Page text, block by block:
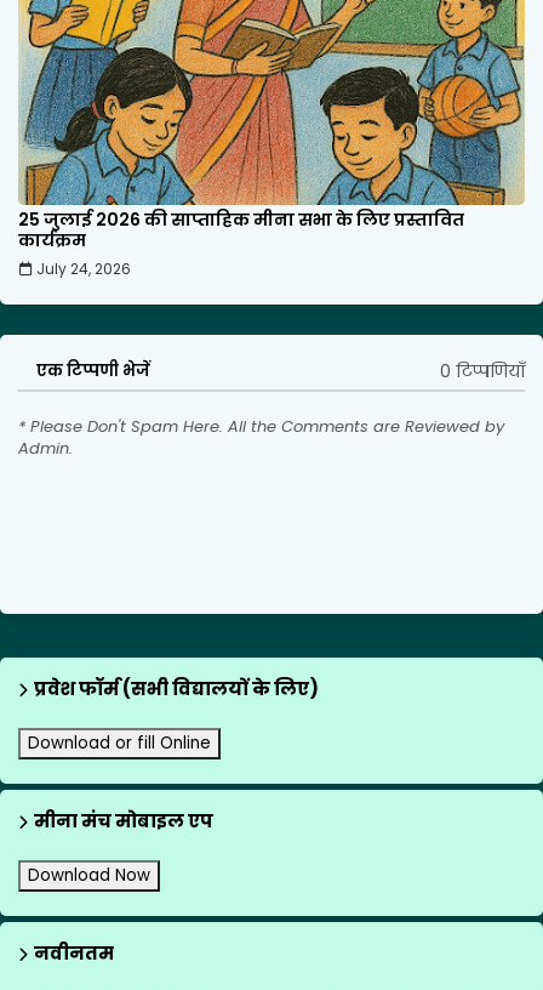
25 जुलाई 2026 की साप्ताहिक मीना सभा के लिए प्रस्तावित
कार्यक्रम
July 24, 2026
एक टिप्पणी भेजें 0 टिप्पणियाँ
* Please Don't Spam Here. All the Comments are Reviewed by
Admin.
प्रवेश फॉर्म (सभी विद्यालयों के लिए)
Download or fill Online
मीना मंच मोबाइल एप
Download Now
नवीनतम